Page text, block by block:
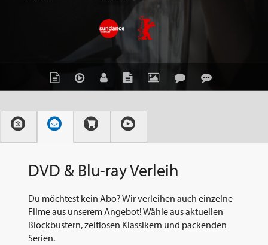
DVD & Blu-ray Verleih
Du möchtest kein Abo? Wir verleihen auch einzelne
Filme aus unserem Angebot! Wähle aus aktuellen
Blockbustern, zeitlosen Klassikern und packenden
Serien.